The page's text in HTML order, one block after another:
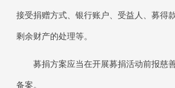
接受捐赠方式、银行账户、受益人、募得
剩余财产的处理等。
募捐方案应当在开展募捐活动前报慈
备案。